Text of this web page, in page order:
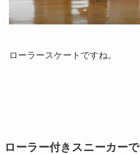
ローラースケートですね。
ローラー付きスニーカーで